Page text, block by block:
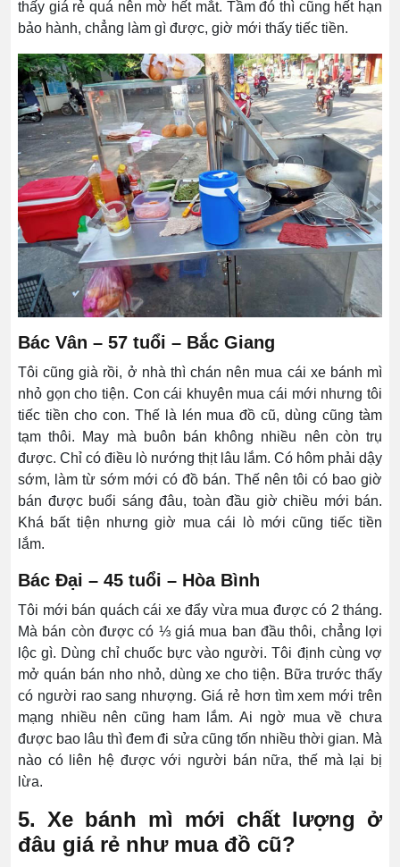
thấy giá rẻ quá nên mờ hết mắt. Tầm đó thì cũng hết hạn
bảo hành, chẳng làm gì được, giờ mới thấy tiếc tiền.
Bác Vân – 57 tuổi – Bắc Giang
Tôi cũng già rồi, ở nhà thì chán nên mua cái xe bánh mì
nhỏ gọn cho tiện. Con cái khuyên mua cái mới nhưng tôi
tiếc tiền cho con. Thế là lén mua đồ cũ, dùng cũng tàm
tạm thôi. May mà buôn bán không nhiều nên còn trụ
được. Chỉ có điều lò nướng thịt lâu lắm. Có hôm phải dậy
sớm, làm từ sớm mới có đồ bán. Thế nên tôi có bao giờ
bán được buổi sáng đâu, toàn đầu giờ chiều mới bán.
Khá bất tiện nhưng giờ mua cái lò mới cũng tiếc tiền
lắm.
Bác Đại – 45 tuổi – Hòa Bình
Tôi mới bán quách cái xe đẩy vừa mua được có 2 tháng.
Mà bán còn được có ⅓ giá mua ban đầu thôi, chẳng lợi
lộc gì. Dùng chỉ chuốc bực vào người. Tôi định cùng vợ
mở quán bán nho nhỏ, dùng xe cho tiện. Bữa trước thấy
có người rao sang nhượng. Giá rẻ hơn tìm xem mới trên
mạng nhiều nên cũng ham lắm. Ai ngờ mua về chưa
được bao lâu thì đem đi sửa cũng tốn nhiều thời gian. Mà
nào có liên hệ được với người bán nữa, thế mà lại bị
lừa.
5. Xe bánh mì mới chất lượng ở
đâu giá rẻ như mua đồ cũ?